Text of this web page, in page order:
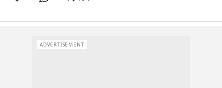
ADVERTISEMENT